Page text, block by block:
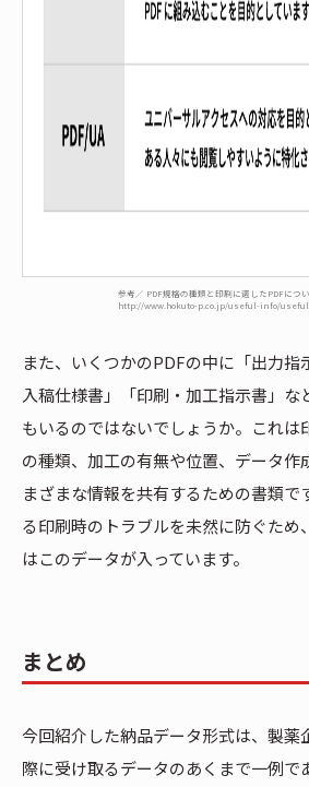
参考／ PDF規格の種類と印刷に適したPDFにつ
http://www.hokuto-p.co.jp/useful-info/
また、いくつかのPDFの中に「出力指
入稿仕様書」「印刷・加工指示書」な
もいるのではないでしょうか。これは
の種類、加工の有無や位置、データ作
まざまな情報を共有するための書類で
る印刷時のトラブルを未然に防ぐため
はこのデータが入っています。
まとめ
今回紹介した納品データ形式は、製薬
際に受け取るデータのあくまで一例で